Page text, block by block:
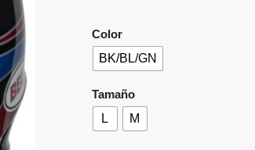
Color
BK/BL/GN
Tamaño
L
M